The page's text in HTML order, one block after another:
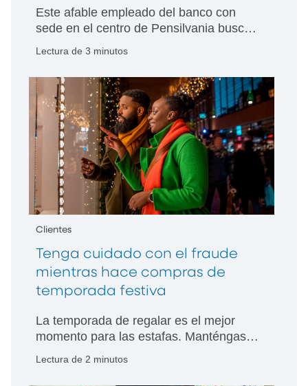
Este afable empleado del banco con
sede en el centro de Pensilvania busca
aprovechan de las personas de edad
avanzada.
Lectura de 3 minutos
Clientes
Tenga cuidado con el fraude
mientras hace compras de
temporada festiva
La temporada de regalar es el mejor
momento para las estafas. Manténgase
Lectura de 2 minutos